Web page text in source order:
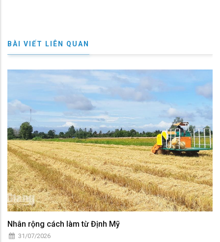
BÀI VIẾT LIÊN QUAN
Nhân rộng cách làm từ Định Mỹ
31/07/2026